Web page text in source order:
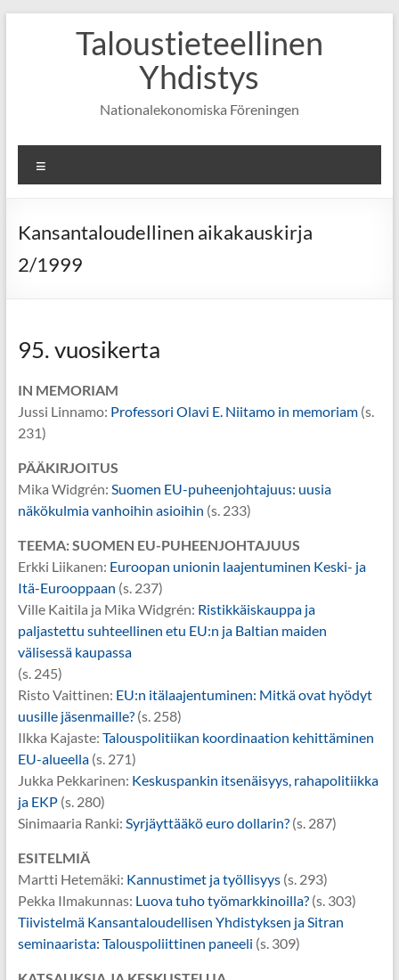
Taloustieteellinen
Yhdistys
Nationalekonomiska Föreningen
Kansantaloudellinen aikakauskirja
2/1999
95. vuosikerta
IN MEMORIAM
Jussi Linnamo: Professori Olavi E. Niitamo in memoriam(s.
231)
PÄÄKIRJOITUS
Mika Widgrén: Suomen EU-puheenjohtajuus: uusia
näkökulmia vanhoihin asioihin (s. 233)
TEEMA: SUOMEN EU-PUHEENJOHTAJUUS
Erkki Liikanen: Euroopan unionin laajentuminen Keski- ja
Itä-Eurooppaan (s. 237)
Ville Kaitila ja Mika Widgrén: Ristikkäiskauppa ja
paljastettu suhteellinen etu EU:n ja Baltian maiden
välisessä kaupassa
(s. 245)
Risto Vaittinen: EU:n itälaajentuminen: Mitkä ovat hyödyt
uusille jäsenmaille?(s. 258)
Ilkka Kajaste: Talouspolitiikan koordinaation kehittäminen
EU-alueella(s. 271)
Jukka Pekkarinen: Keskuspankin itsenäisyys, rahapolitiikka
ja EKP(s. 280)
Sinimaaria Ranki: Syrjäyttääkö euro dollarin?(s. 287)
ESITELMIÄ
Martti Hetemäki: Kannustimet ja työllisyys(s. 293)
Pekka Ilmakunnas: Luova tuho työmarkkinoilla?(s. 303)
Tiivistelmä Kansantaloudellisen Yhdistyksen ja Sitran
seminaarista: Talouspoliittinen paneeli (s. 309)